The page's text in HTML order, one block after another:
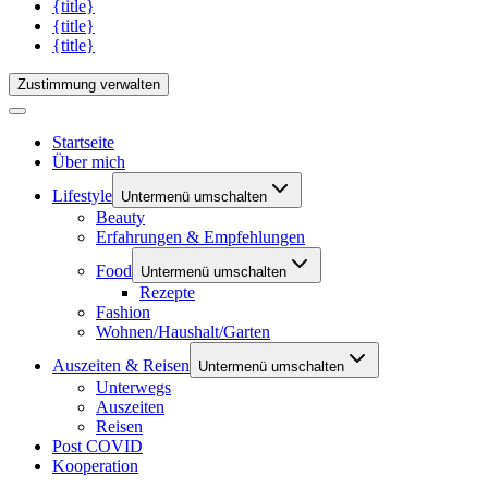
{title}
{title}
{title}
Zustimmung verwalten
Startseite
Über mich
Lifestyle Untermenü umschalten
Beauty
Erfahrungen & Empfehlungen
Food
Untermenü umschalten
Rezepte
Fashion
Wohnen/Haushalt/Garten
Auszeiten & Reisen
Untermenü umschalten
Unterwegs
Auszeiten
Reisen
Post COVID
Kooperation